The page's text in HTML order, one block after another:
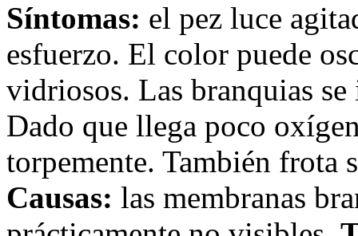
Síntomas: el pez luce
esfuerzo. El color puede
vidriosos. Las branquias
Dado que llega poco
torpemente. También frota
Causas: las membranas